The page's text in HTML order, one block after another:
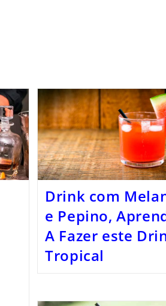
Drink com
e Pepino,
A Fazer este
Tropical